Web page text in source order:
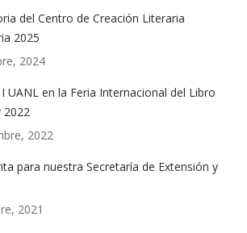
del Centro de Creación Literaria
2025
2024
UANL en la Feria Internacional del Libro
2022
2022
para nuestra Secretaría de Extensión y
2021